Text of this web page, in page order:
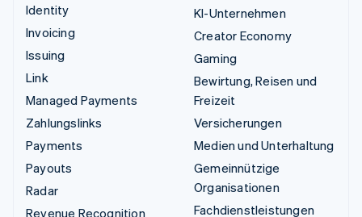
Identity
Invoicing
Issuing
Link
Managed Payments
Zahlungslinks
Payments
Payouts
Radar
Revenue Recognition
KI-Unternehmen
Creator Economy
Gaming
Bewirtung, Reisen und
Freizeit
Versicherungen
Medien und Unterhaltung
Gemeinnützige
Organisationen
Fachdienstleistungen